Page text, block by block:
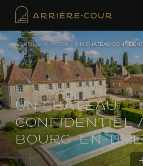
ACCUEIL• ACHETER • UN CHÂTEAU
UN CHÂTEAU
CONFIDENTIEL
BOURG-EN-
Cookies management panel